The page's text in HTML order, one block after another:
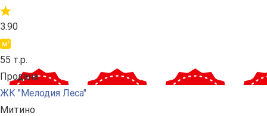
3.90
55 т.р.
Продана
ЖК "Мелодия Леса"
Митино